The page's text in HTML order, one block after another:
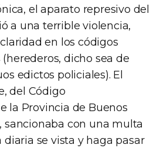
el aparato represivo del
a una terrible violencia,
en los códigos
dicho sea de
edictos policiales). El
del Código
la Provincia de Buenos
sancionaba con una multa
se vista y haga pasar